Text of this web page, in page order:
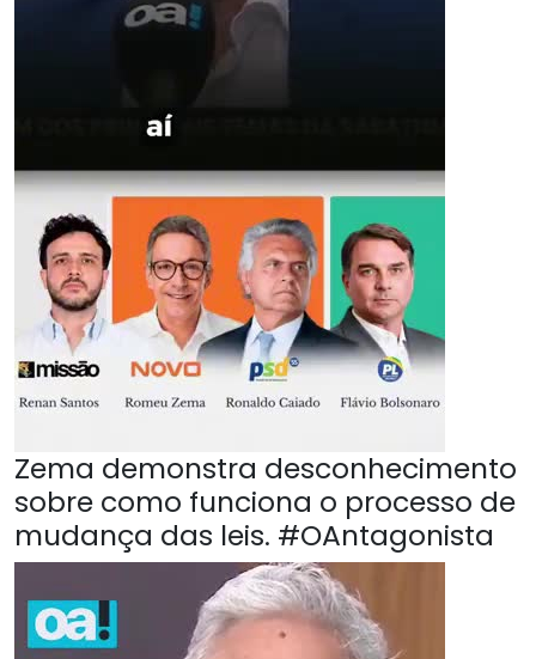
Zema demonstra desconhecimento
sobre como funciona o processo de
mudança das leis. #OAntagonista